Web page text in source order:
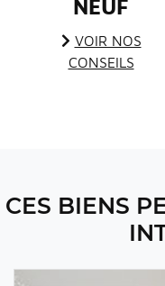
NEUF
VOIR NOS
CONSEILS
CES BIENS